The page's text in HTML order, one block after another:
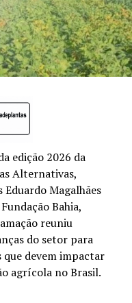
edição 2026 da
Alternativas,
Eduardo Magalhães
Bahia,
reuniu
do setor para
devem impactar
agrícola no Brasil.